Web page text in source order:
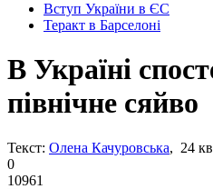
Вступ України в ЄС
Теракт в Барселоні
В Україні
північне сяйво
Текст: Олена Качуровська, 24
0
10961